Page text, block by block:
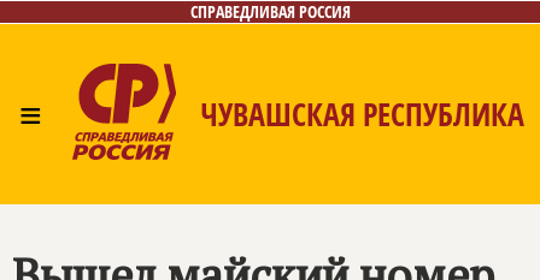
СПРАВЕДЛИВАЯ РОССИЯ
≡ ЧУВАШСКАЯ РЕСПУБЛИКА
Контакты